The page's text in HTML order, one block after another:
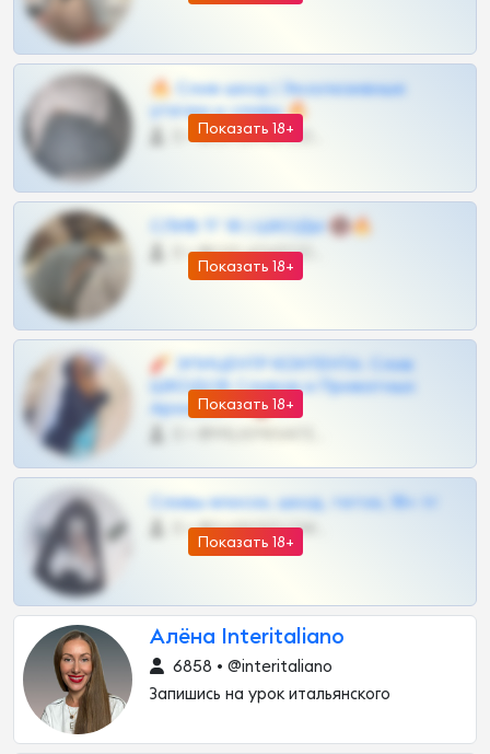
Показать 18+
🔥 Слив шкод | Эксклюзивные
утечки и сливы 🔥
0 •
Показать 18+
СЛИВ ТГ 18 | ШКОДЫ 🔞🔥
0 •
Показать 18+
🧨 ЭПИЦЕНТР КОНТЕНТА: Слив
ШКОДОВ Сливов и Приватных
Архивов ТГ 🔞💎
Показать 18+
Сливы вписок, шкод, теток, 18+ тг
0 •
Алёна Interitaliano
6858 • @interitaliano
Запишись на урок итальянского